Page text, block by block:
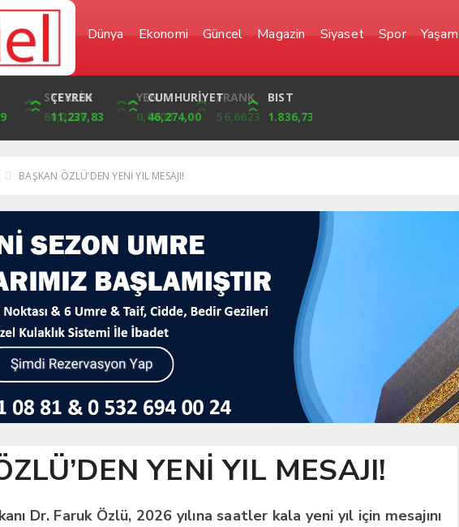
Dünya Ekonomi Güncel Magazin Siyaset Spor Yaşam
STERLİN
60,2226
YEN
0,0000
FRANK
56,6623
ÇEYREK
11,237,83
CUMHURİYET
46,274,00
BIST
1.836,73
BAŞKAN ÖZLÜ’DEN YENİ YIL MESAJI!
YENİ YIL MESAJI!
Dr. Faruk Özlü, 2026 yılına saatler kala yeni yıl için mesajını